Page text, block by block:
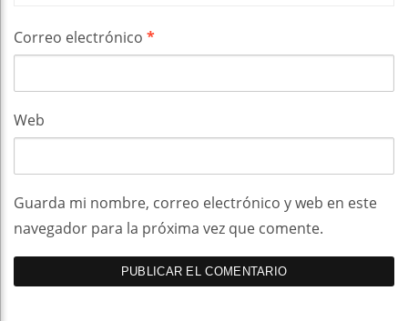
Correo electrónico *
Web
Guarda mi nombre, correo electrónico y web en este
navegador para la próxima vez que comente.